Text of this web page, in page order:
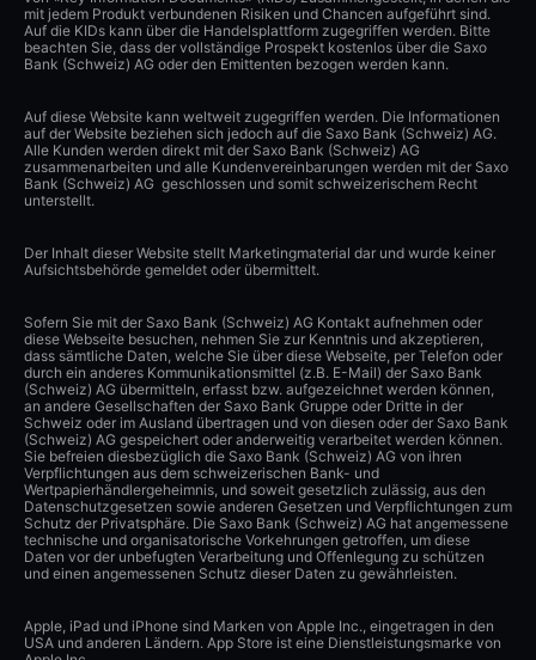
mit jedem Produkt verbundenen Risiken und Chancen aufgeführt sind.
Auf die KIDs kann über die Handelsplattform zugegriffen werden. Bitte
beachten Sie, dass der vollständige Prospekt kostenlos über die Saxo
Bank (Schweiz) AG oder den Emittenten bezogen werden kann.
Auf diese Website kann weltweit zugegriffen werden. Die Informationen
auf der Website beziehen sich jedoch auf die Saxo Bank (Schweiz) AG.
Alle Kunden werden direkt mit der Saxo Bank (Schweiz) AG
zusammenarbeiten und alle Kundenvereinbarungen werden mit der Saxo
Bank (Schweiz) AG geschlossen und somit schweizerischem Recht
unterstellt.
Der Inhalt dieser Website stellt Marketingmaterial dar und wurde keiner
Aufsichtsbehörde gemeldet oder übermittelt.
Sofern Sie mit der Saxo Bank (Schweiz) AG Kontakt aufnehmen oder
diese Webseite besuchen, nehmen Sie zur Kenntnis und akzeptieren,
dass sämtliche Daten, welche Sie über diese Webseite, per Telefon oder
durch ein anderes Kommunikationsmittel (z.B. E-Mail) der Saxo Bank
(Schweiz) AG übermitteln, erfasst bzw. aufgezeichnet werden können,
an andere Gesellschaften der Saxo Bank Gruppe oder Dritte in der
Schweiz oder im Ausland übertragen und von diesen oder der Saxo Bank
(Schweiz) AG gespeichert oder anderweitig verarbeitet werden können.
Sie befreien diesbezüglich die Saxo Bank (Schweiz) AG von ihren
Verpflichtungen aus dem schweizerischen Bank- und
Wertpapierhändlergeheimnis, und soweit gesetzlich zulässig, aus den
Datenschutzgesetzen sowie anderen Gesetzen und Verpflichtungen zum
Schutz der Privatsphäre. Die Saxo Bank (Schweiz) AG hat angemessene
technische und organisatorische Vorkehrungen getroffen, um diese
Daten vor der unbefugten Verarbeitung und Offenlegung zu schützen
und einen angemessenen Schutz dieser Daten zu gewährleisten.
Apple, iPad und iPhone sind Marken von Apple Inc., eingetragen in den
USA und anderen Ländern. App Store ist eine Dienstleistungsmarke von